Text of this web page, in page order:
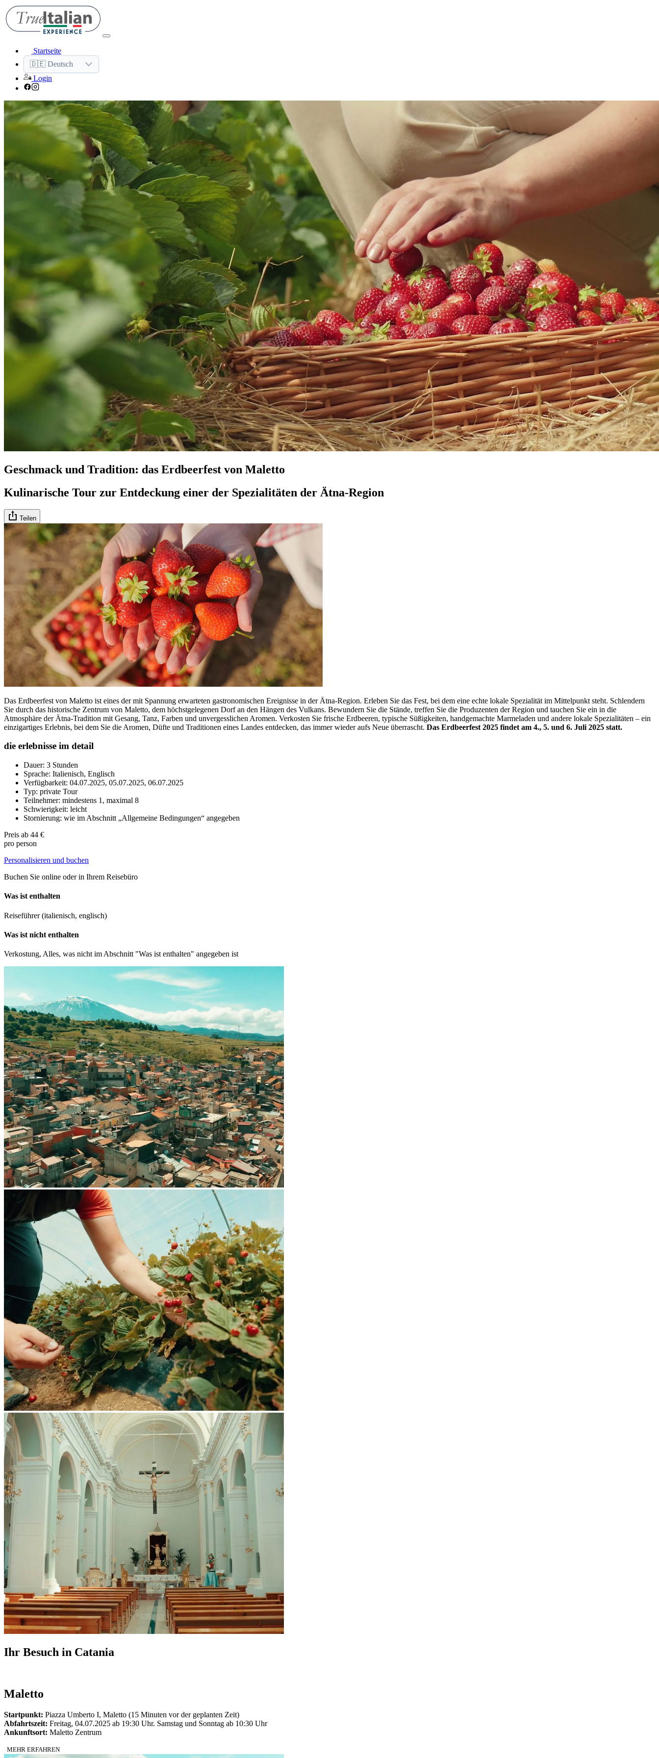
Startseite
🇩🇪 Deutsch
Login
Geschmack und Tradition: das Erdbeerfest von Maletto
Kulinarische Tour zur Entdeckung einer der Spezialitäten der Ätna-Region
Teilen
Das Erdbeerfest von Maletto ist eines der mit Spannung erwarteten gastronomischen Ereignisse in der Ätna-Region. Erleben Sie das Fest, bei dem eine echte lokale Spezialität im Mittelpunkt steht. Schlendern
Sie durch das historische Zentrum von Maletto, dem höchstgelegenen Dorf an den Hängen des Vulkans. Bewundern Sie die Stände, treffen Sie die Produzenten der Region und tauchen Sie ein in die
Atmosphäre der Ätna-Tradition mit Gesang, Tanz, Farben und unvergesslichen Aromen. Verkosten Sie frische Erdbeeren, typische Süßigkeiten, handgemachte Marmeladen und andere lokale Spezialitäten – ein
einzigartiges Erlebnis, bei dem Sie die Aromen, Düfte und Traditionen eines Landes entdecken, das immer wieder aufs Neue überrascht. Das Erdbeerfest 2025 findet am 4., 5. und 6. Juli 2025 statt.
die erlebnisse im detail
Dauer: 3 Stunden
Sprache: Italienisch, Englisch
Verfügbarkeit: 04.07.2025, 05.07.2025, 06.07.2025
Typ: private Tour
Teilnehmer: mindestens 1, maximal 8
Schwierigkeit: leicht
Stornierung: wie im Abschnitt „Allgemeine Bedingungen“ angegeben
Preis ab 44 €
pro person
Personalisieren und buchen
Buchen Sie online oder in Ihrem Reisebüro
Was ist enthalten
Reiseführer (italienisch, englisch)
Was ist nicht enthalten
Verkostung, Alles, was nicht im Abschnitt "Was ist enthalten" angegeben ist
Ihr Besuch in Catania
Maletto
Startpunkt: Piazza Umberto I, Maletto (15 Minuten vor der geplanten Zeit)
Abfahrtszeit: Freitag, 04.07.2025 ab 19:30 Uhr. Samstag und Sonntag ab 10:30 Uhr
Ankunftsort: Maletto Zentrum
MEHR ERFAHREN